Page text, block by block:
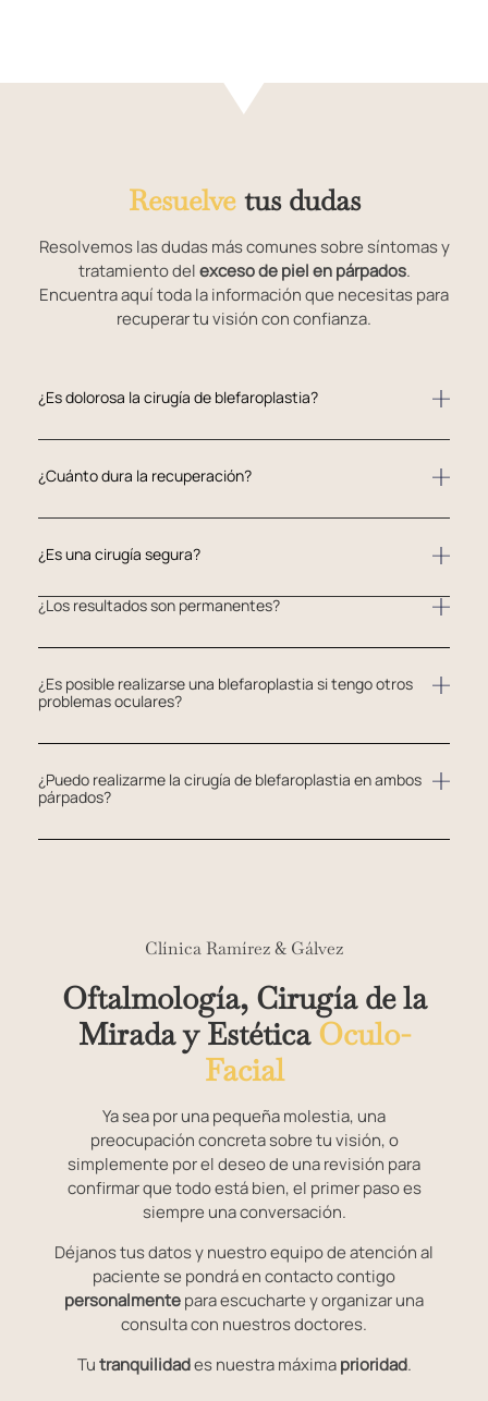
Resuelve tus dudas
Resolvemos las dudas más comunes sobre síntomas y
tratamiento delexceso de piel en párpados.
Encuentra aquí toda la información que necesitas para
recuperar tu visión con confianza.
¿Es dolorosa la cirugía de blefaroplastia?
¿Cuánto dura la recuperación?
¿Es una cirugía segura?
¿Los resultados son permanentes?
¿Es posible realizarse una blefaroplastia si tengo otros
problemas oculares?
¿Puedo realizarme la cirugía de blefaroplastia en ambos
párpados?
Clínica Ramírez & Gálvez
Oftalmología, Cirugía de la
Mirada y EstéticaOculo-
Facial
Ya sea por una pequeña molestia, una
preocupación concreta sobre tu visión, o
simplemente por el deseo de una revisión para
confirmar que todo está bien, el primer paso es
siempre una conversación.
Déjanos tus datos y nuestro equipo de atención al
paciente se pondrá en contacto contigo
personalmentepara escucharte y organizar una
consulta con nuestros doctores.
Tutranquilidades nuestra máximaprioridad.